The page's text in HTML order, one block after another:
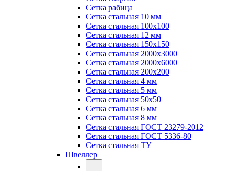
Сетка рабица
Сетка стальная 10 мм
Сетка стальная 100х100
Сетка стальная 12 мм
Сетка стальная 150х150
Сетка стальная 2000х3000
Сетка стальная 2000х6000
Сетка стальная 200х200
Сетка стальная 4 мм
Сетка стальная 5 мм
Сетка стальная 50х50
Сетка стальная 6 мм
Сетка стальная 8 мм
Сетка стальная ГОСТ 23279-2012
Сетка стальная ГОСТ 5336-80
Сетка стальная ТУ
Швеллер